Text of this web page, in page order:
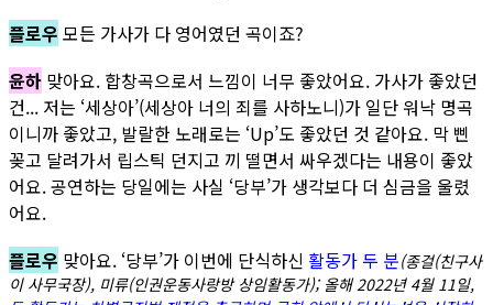
플로우 모든 가사가 다 영어였던 곡이죠?
윤하 맞아요. 합창곡으로서 느낌이 너무 좋았어요. 가사가 좋았던
건... 저는 ‘세상아’(세상아 너의 죄를 사하노니)가 일단 워낙 명곡
이니까 좋았고, 발랄한 노래로는 ‘Up’도 좋았던 것 같아요. 막 삔
꽂고 달려가서 립스틱 던지고 끼 떨면서 싸우겠다는 내용이 좋았
어요. 공연하는 당일에는 사실 ‘당부’가 생각보다 더 심금을 울렸
어요.
플로우 맞아요. ‘당부’가 이번에 단식하신 활동가 두 분(종걸(친구사
이 사무국장), 미류(인권운동사랑방 상임활동가); 올해 2022년 4월 11일,